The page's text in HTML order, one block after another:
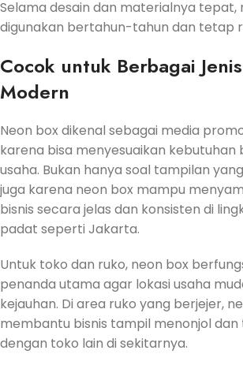
Selama desain dan materialnya tepat,
digunakan bertahun-tahun dan tetap
Cocok untuk Berbagai
Modern
Neon box dikenal sebagai media
karena bisa menyesuaikan kebutuhan
usaha. Bukan hanya soal tampilan
juga karena neon box mampu
bisnis secara jelas dan konsisten di
padat seperti Jakarta.
Untuk toko dan ruko, neon box
penanda utama agar lokasi usaha
kejauhan. Di area ruko yang berjejer,
membantu bisnis tampil menonjol
dengan toko lain di sekitarnya.